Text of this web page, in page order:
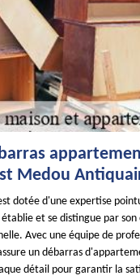
Medou
dotée d'une expertise
et se distingue par son
Avec une équipe de
un débarras
détail pour garantir la